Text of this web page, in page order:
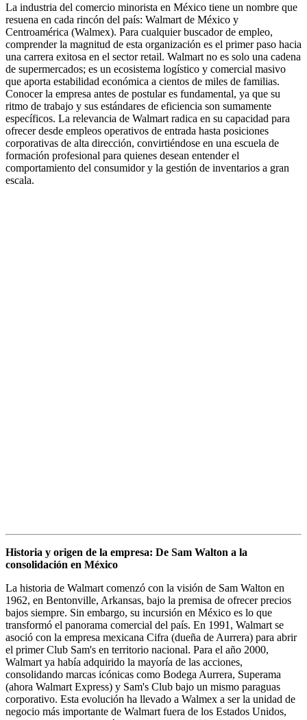
La industria del comercio minorista en México tiene un nombre que
resuena en cada rincón del país: Walmart de México y
Centroamérica (Walmex). Para cualquier buscador de empleo,
comprender la magnitud de esta organización es el primer paso hacia
una carrera exitosa en el sector retail. Walmart no es solo una cadena
de supermercados; es un ecosistema logístico y comercial masivo
que aporta estabilidad económica a cientos de miles de familias.
Conocer la empresa antes de postular es fundamental, ya que su
ritmo de trabajo y sus estándares de eficiencia son sumamente
específicos. La relevancia de Walmart radica en su capacidad para
ofrecer desde empleos operativos de entrada hasta posiciones
corporativas de alta dirección, convirtiéndose en una escuela de
formación profesional para quienes desean entender el
comportamiento del consumidor y la gestión de inventarios a gran
escala.
Historia y origen de la empresa: De Sam Walton a la
consolidación en México
La historia de Walmart comenzó con la visión de Sam Walton en
1962, en Bentonville, Arkansas, bajo la premisa de ofrecer precios
bajos siempre. Sin embargo, su incursión en México es lo que
transformó el panorama comercial del país. En 1991, Walmart se
asoció con la empresa mexicana Cifra (dueña de Aurrera) para abrir
el primer Club Sam's en territorio nacional. Para el año 2000,
Walmart ya había adquirido la mayoría de las acciones,
consolidando marcas icónicas como Bodega Aurrera, Superama
(ahora Walmart Express) y Sam's Club bajo un mismo paraguas
corporativo. Esta evolución ha llevado a Walmex a ser la unidad de
negocio más importante de Walmart fuera de los Estados Unidos,